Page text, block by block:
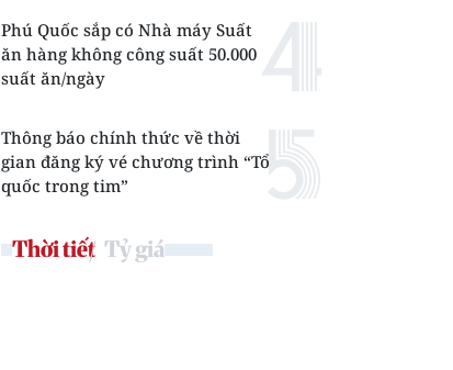
Phú Quốc sắp có Nhà máy Suất
ăn hàng không công suất 50.000
suất ăn/ngày
Thông báo chính thức về thời
gian đăng ký vé chương trình “Tổ
quốc trong tim”
Thời tiết Tỷ giá